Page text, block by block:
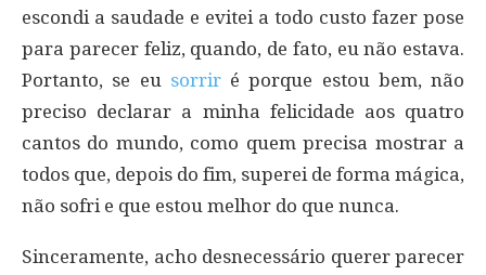
escondi a saudade e evitei a todo custo fazer pose
para parecer feliz, quando, de fato, eu não estava.
Portanto, se eu sorriré porque estou bem, não
preciso declarar a minha felicidade aos quatro
cantos do mundo, como quem precisa mostrar a
todos que, depois do fim, superei de forma mágica,
não sofri e que estou melhor do que nunca.
Sinceramente, acho desnecessário querer parecer